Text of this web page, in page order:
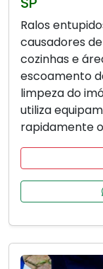
Ralos
causadores
cozinhas e
escoamento
limpeza do
utiliza
rapidamente